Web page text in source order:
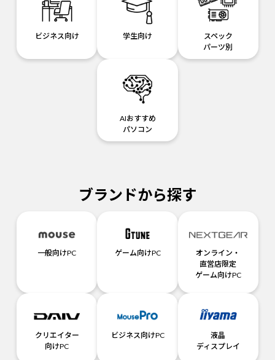
ビジネス向け 学生向け
スペック
パーツ別
AIおすすめ
パソコン
ブランドから探す
一般向けPC ゲーム向けPC
オンライン・
直営店限定
ゲーム向けPC
クリエイター
向けPC
ビジネス向けPC
液晶
ディスプレイ